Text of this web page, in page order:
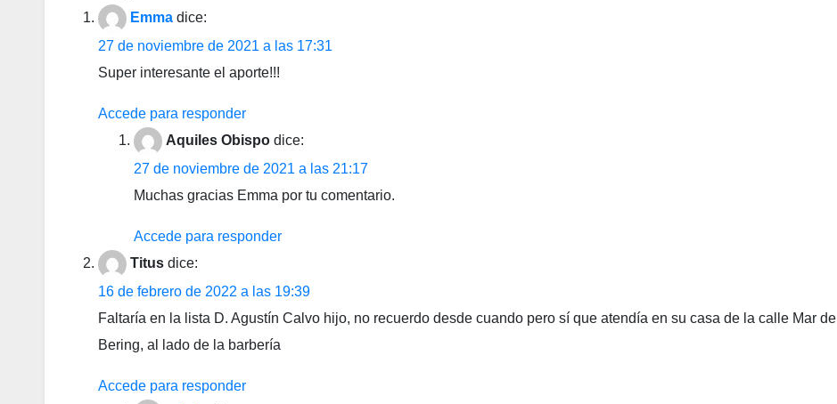
Emma dice:
27 de noviembre de 2021 a las 17:31
Super interesante el aporte!!!
Accede para responder
Aquiles Obispo dice:
27 de noviembre de 2021 a las 21:17
Muchas gracias Emma por tu comentario.
Accede para responder
Titus dice:
16 de febrero de 2022 a las 19:39
Faltaría en la lista D. Agustín Calvo hijo, no recuerdo desde cuando pero sí que atendía en su casa de la calle Mar de
Bering, al lado de la barbería
Accede para responder